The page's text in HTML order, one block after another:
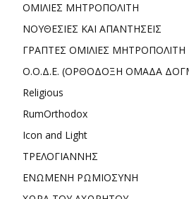
ΟΜΙΛΙΕΣ ΜΗΤΡΟΠΟΛΙΤΗ
ΝΟΥΘΕΣΙΕΣ ΚΑΙ ΑΠΑΝΤΗΣΕΙΣ
ΓΡΑΠΤΕΣ ΟΜΙΛΙΕΣ ΜΗΤΡΟΠΟΛΙΤΗ
Ο.Ο.Δ.Ε. (ΟΡΘΟΔΟΞΗ ΟΜΑΔΑ
Religious
RumOrthodox
Icon and Light
ΤΡΕΛΟΓΙΑΝΝΗΣ
ΕΝΩΜΕΝΗ ΡΩΜΙΟΣΥΝΗ